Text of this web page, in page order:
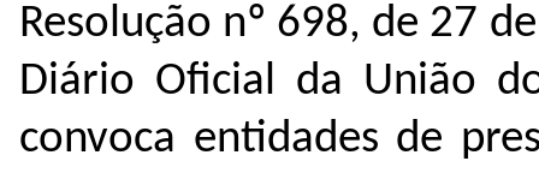
Resolução nº 698, de 27
Diário Oficial da União
convoca entidades de